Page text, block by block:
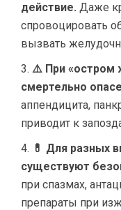
действие. Даже
спровоцировать
вызвать
⚠️ При «остром
смертельно
аппендицита,
приводит к
💊 Для разных
существуют
при спазмах,
препараты при